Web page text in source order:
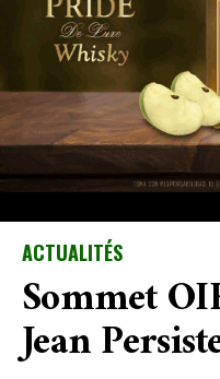
ACTUALITÉS
Sommet
Jean